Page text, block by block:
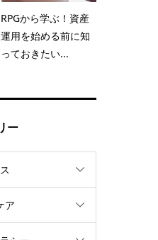
RPGから学ぶ！資産
運用を始める前に知
っておきたい...
ー
ア